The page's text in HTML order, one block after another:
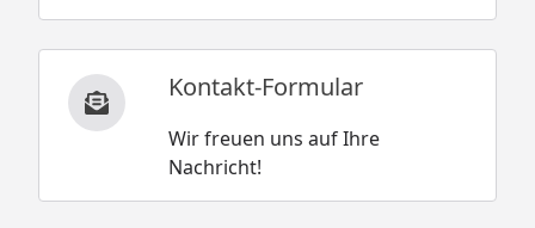
Kontakt-Formular
Wir freuen uns auf Ihre
Nachricht!